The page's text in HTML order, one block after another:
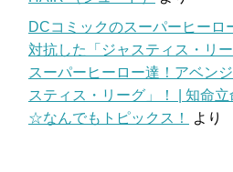
DCコミックのスーパーヒーロ
対抗した「ジャスティス・リー
スーパーヒーロー達！アベン
スティス・リーグ」！ | 知命
☆なんでもトピックス！
より